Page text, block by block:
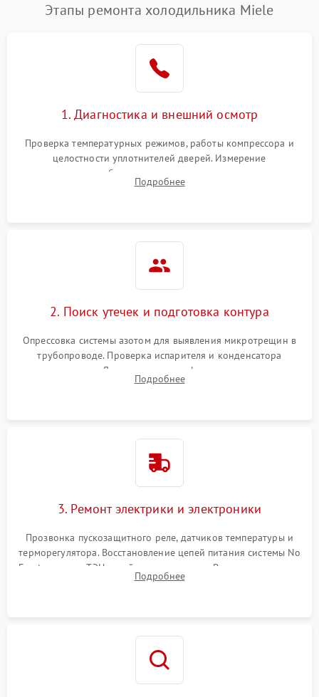
Поломка системы No Frost 2600 ₽ Подробнее →
работе
2000 ₽ Подробнее →
1000 ₽
1800 ₽
Этапы ремонта холодильника Miele
1. Диагностика и внешний осмотр
Проверка температурных режимов, работы компрессора и
целостности уплотнителей дверей. Измерение
сопротивления обмоток мотора, проверка термостата и
считывание кодов ошибок с электронного дисплея.
Подробнее
2. Поиск утечек и подготовка контура
Опрессовка системы азотом для выявления микротрещин в
трубопроводе. Проверка испарителя и конденсатора
течеискателем. Демонтаж старого фильтра-осушителя и
продувка капиллярной трубки для устранения засоров.
Подробнее
3. Ремонт электрики и электроники
Прозвонка пускозащитного реле, датчиков температуры и
терморегулятора. Восстановление цепей питания системы No
Frost, включая ТЭН оттайки и вентилятор. Ремонт или замена
платы управления при сбоях алгоритмов.
Подробнее